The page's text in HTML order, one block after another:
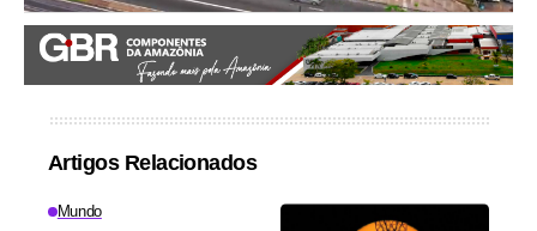
Artigos Relacionados
Mundo